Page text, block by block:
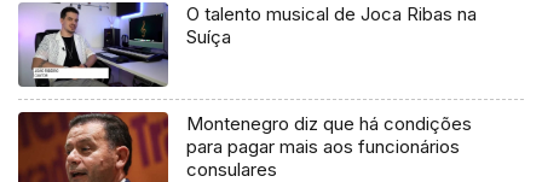
O talento musical de Joca Ribas na
Suíça
Montenegro diz que há condições
para pagar mais aos funcionários
consulares